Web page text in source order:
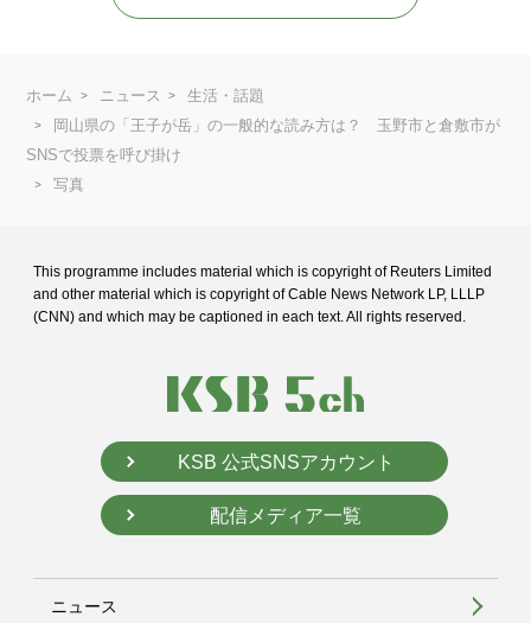
ホーム ニュース
生活・話題
岡山県の「王子が岳」の一般的な読み方は？ 玉野市と倉敷市が
SNSで投票を呼び掛け
写真
This programme includes material which is copyright of Reuters Limited
and other material which is copyright of Cable News Network LP, LLLP
(CNN) and which may be captioned in each text. All rights reserved.
KSB 公式SNSアカウント
配信メディア一覧
ニュース